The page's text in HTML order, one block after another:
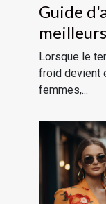
Guide
femmes
Lorsque le
froid devient
femmes,...